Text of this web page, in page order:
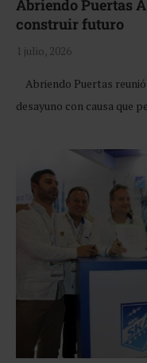
Abriendo Puertas
construir futuro
1 julio, 2026
Abriendo Puertas
desayuno con causa que